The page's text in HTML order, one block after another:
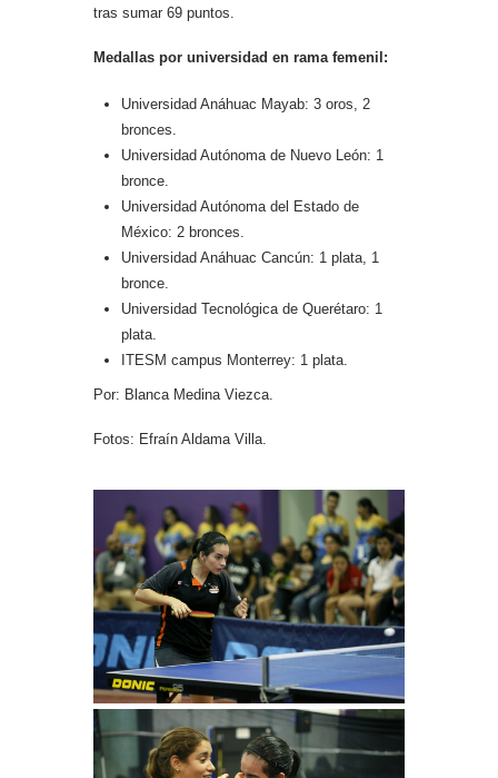
tras sumar 69 puntos.
Medallas por universidad en rama femenil:
Universidad Anáhuac Mayab: 3 oros, 2
bronces.
Universidad Autónoma de Nuevo León: 1
bronce.
Universidad Autónoma del Estado de
México: 2 bronces.
Universidad Anáhuac Cancún: 1 plata, 1
bronce.
Universidad Tecnológica de Querétaro: 1
plata.
ITESM campus Monterrey: 1 plata.
Por: Blanca Medina Viezca.
Fotos: Efraín Aldama Villa.